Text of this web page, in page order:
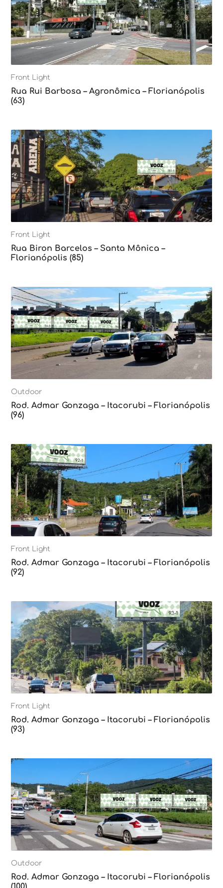
Front Light
Rua Rui Barbosa – Agronômica – Florianópolis
(63)
Front Light
Rua Biron Barcelos – Santa Mônica –
Florianópolis (85)
Outdoor
Rod. Admar Gonzaga – Itacorubi – Florianópolis
(96)
Front Light
Rod. Admar Gonzaga – Itacorubi – Florianópolis
(92)
Front Light
Rod. Admar Gonzaga – Itacorubi – Florianópolis
(93)
Outdoor
Rod. Admar Gonzaga – Itacorubi – Florianópolis